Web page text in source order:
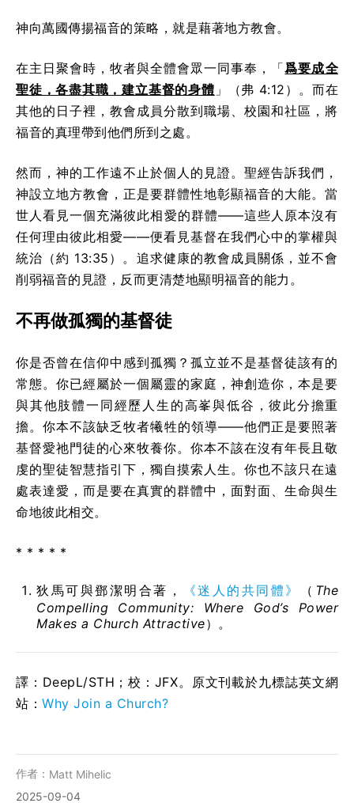
神向萬國傳揚福音的策略，就是藉著地方教會。
在主日聚會時，牧者與全體會眾一同事奉，「爲要成全
聖徒，各盡其職，建立基督的身體 」（弗 4:12）。而在
其他的日子裡，教會成員分散到職場、校園和社區，將
福音的真理帶到他們所到之處。
然而，神的工作遠不止於個人的見證。聖經告訴我們，
神設立地方教會，正是要群體性地彰顯福音的大能。當
世人看見一個充滿彼此相愛的群體——這些人原本沒有
任何理由彼此相愛——便看見基督在我們心中的掌權與
統治（約 13:35）。追求健康的教會成員關係，並不會
削弱福音的見證，反而更清楚地顯明福音的能力。
不再做孤獨的基督徒
你是否曾在信仰中感到孤獨？孤立並不是基督徒該有的
常態。你已經屬於一個屬靈的家庭，神創造你，本是要
與其他肢體一同經歷人生的高峯與低谷，彼此分擔重
擔。你本不該缺乏牧者犧牲的領導——他們正是要照著
基督愛祂門徒的心來牧養你。你本不該在沒有年長且敬
虔的聖徒智慧指引下，獨自摸索人生。你也不該只在遠
處表達愛，而是要在真實的群體中，面對面、生命與生
命地彼此相交。
* * * * *
狄馬可與鄧潔明合著， 《迷人的共同體》 （ The
Compelling Community: Where God’s Power
Makes a Church Attractive）。
譯：DeepL/STH；校： JFX。原文刊載於九標誌英文網
站： Why Join a Church?
作者： Matt Mihelic
2025-09-04